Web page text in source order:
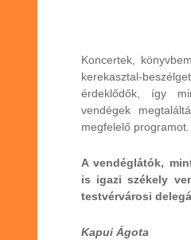
Koncertek,
kerekasztal-
érdeklődők, így
vendégek
megfelelő programot.
A vendéglátók,
is igazi székely
testvérvárosi
Kapui Ágota